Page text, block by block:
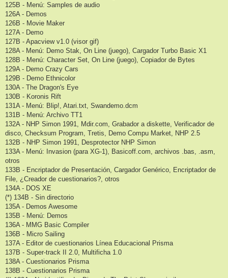
125B - Menú: Samples de audio
126A - Demos
126B - Movie Maker
127A - Demo
127B - Apacview v1.0 (visor gif)
128A - Menú: Demo Stak, On Line (juego), Cargador Turbo Basic X1
128B - Menú: Character Set, On Line (juego), Copiador de Bytes
129A - Demo Crazy Cars
129B - Demo Ethnicolor
130A - The Dragon's Eye
130B - Koronis Rift
131A - Menú: Blip!, Atari.txt, Swandemo.dcm
131B - Menú: Archivo TT1
132A - NHP Simon 1991, Mdir.com, Grabador a diskette, Verificador de
disco, Checksum Program, Tretis, Demo Compu Market, NHP 2.5
132B - NHP Simon 1991, Desprotector NHP Simon
133A - Menú: Invasion (para XG-1), Basicoff.com, archivos .bas, .asm,
otros
133B - Encriptador de Presentación, Cargador Genérico, Encriptador de
File, ¿Creador de cuestionarios?, otros
134A - DOS XE
(*) 134B - Sin directorio
135A - Demos Awesome
135B - Menú: Demos
136A - MMG Basic Compiler
136B - Micro Sailing
137A - Editor de cuestionarios Línea Educacional Prisma
137B - Super-track II 2.0, Multificha 1.0
138A - Cuestionarios Prisma
138B - Cuestionarios Prisma